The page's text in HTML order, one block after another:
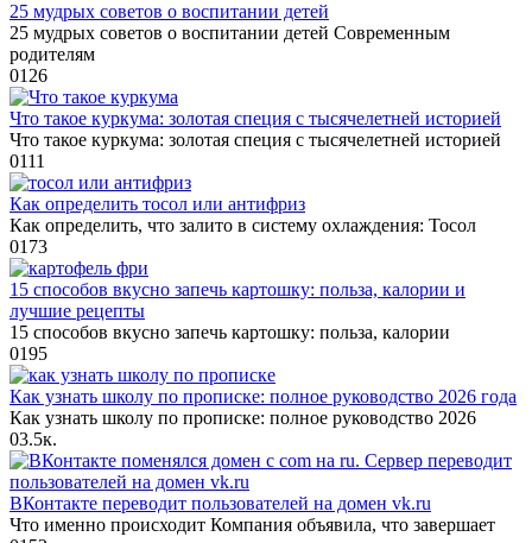
25 мудрых советов о воспитании детей
25 мудрых советов о воспитании детей Современным
родителям
0126
Что такое куркума: золотая специя с тысячелетней историей
Что такое куркума: золотая специя с тысячелетней историей
0111
Как определить тосол или антифриз
Как определить, что залито в систему охлаждения: Тосол
0173
15 способов вкусно запечь картошку: польза, калории и
лучшие рецепты
15 способов вкусно запечь картошку: польза, калории
0195
Как узнать школу по прописке: полное руководство 2026 года
Как узнать школу по прописке: полное руководство 2026
03.5к.
ВКонтакте переводит пользователей на домен vk.ru
Что именно происходит Компания объявила, что завершает